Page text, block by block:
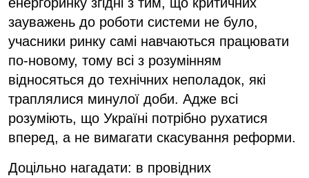
зауважень до роботи системи не було,
учасники ринку самі навчаються працювати
по-новому, тому всі з розумінням
відносяться до технічних неполадок, які
траплялися минулої доби. Адже всі
розуміють, що Україні потрібно рухатися
вперед, а не вимагати скасування реформи.
Доцільно нагадати: в провідних